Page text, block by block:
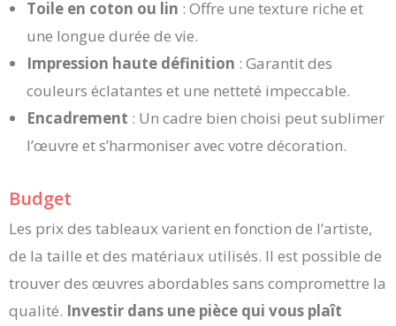
Toile en coton ou lin : Offre une texture riche et
une longue durée de vie.
Impression haute définition : Garantit des
couleurs éclatantes et une netteté impeccable.
Encadrement : Un cadre bien choisi peut sublimer
l’œuvre et s’harmoniser avec votre décoration.
Budget
Les prix des tableaux varient en fonction de l’artiste,
de la taille et des matériaux utilisés. Il est possible de
trouver des œuvres abordables sans compromettre la
qualité. Investir dans une pièce qui vous plaît